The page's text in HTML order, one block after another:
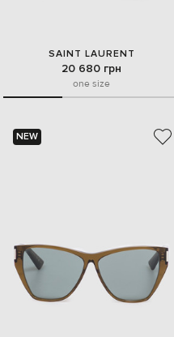
SAINT LAURENT
20 680 грн
one size
NEW